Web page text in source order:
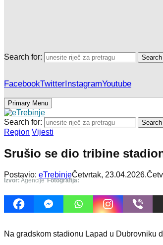
Search for: Search
FacebookTwitterInstagramYoutube
Primary Menu
Search for: Search
Region Vijesti
Srušio se dio tribine
Postavio: eTrebinjeČetvrtak, 23.04.2026.
Izvor: Agencije Fotografija:
​Na gradskom stadionu Lapad u Dubrovniku